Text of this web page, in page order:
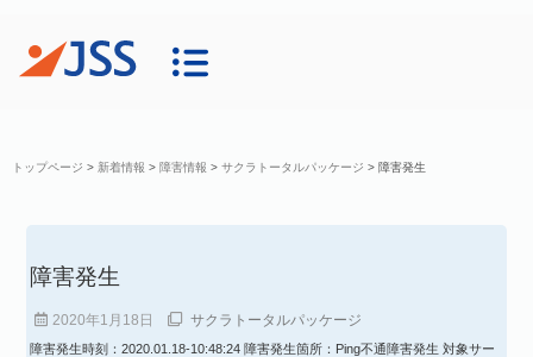
トップページ > 新着情報 > 障害情報 > サクラトータルパッケージ > 障害発生
障害発生
2020年1月18日 サクラトータルパッケージ
障害発生時刻：2020.01.18-10:48:24 障害発生箇所：Ping不通障害発生 対象サー